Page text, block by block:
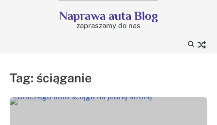
Naprawa auta Blog
zapraszamy do nas
Tag: ściąganie